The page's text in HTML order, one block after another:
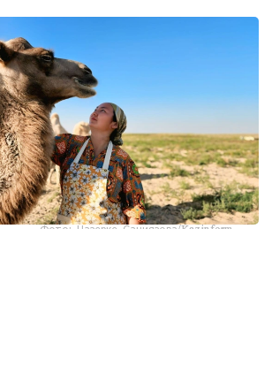
Фото: Назерке Саниязова/Kazinform